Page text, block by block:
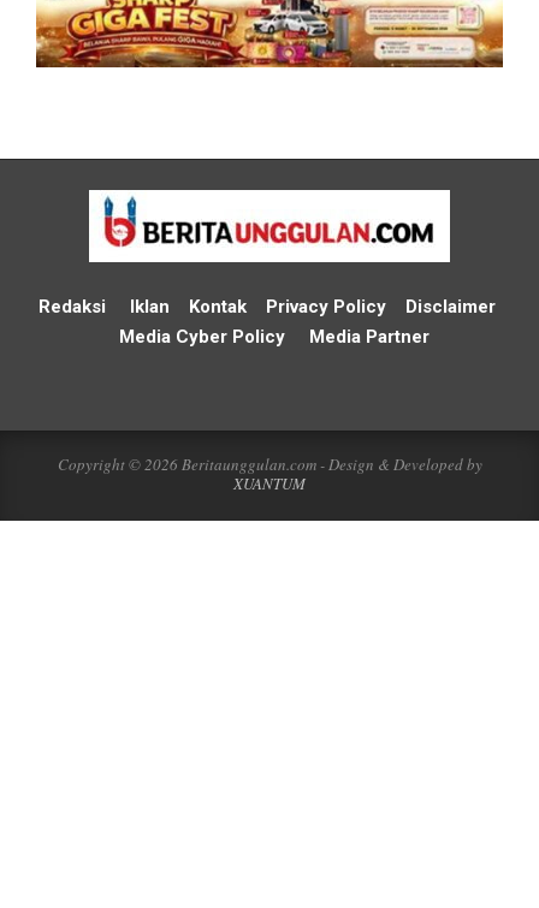
Redaksi Iklan Kontak Privacy Policy
Disclaimer
Media Cyber Policy
Media Partner
Copyright © 2026 Beritaunggulan.com - Design & Developed by
XUANTUM